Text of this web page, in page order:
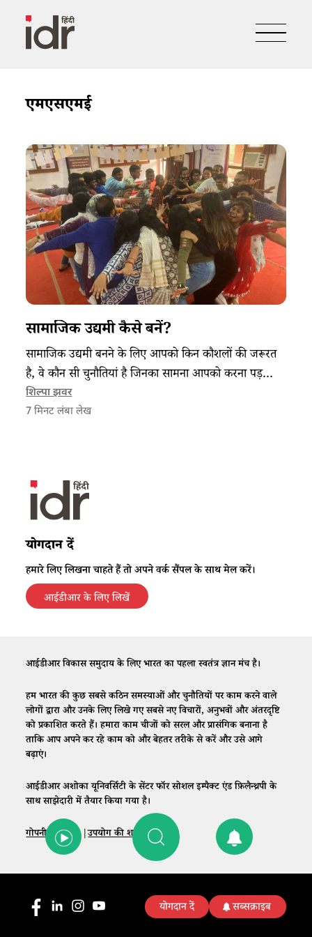
एमएसएमई
सामाजिक उद्यमी कैसे बनें?
सामाजिक उद्यमी बनने के लिए आपको किन कौशलों की जरूरत
है, वे कौन सी चुनौतियां है जिनका सामना आपको करना पड़
सकता है और वे कौन से पहलू हैं जहां आपको मदद की जरूरत
पड़ती है।
शिल्पा झवर
7 मिनट लंबा लेख
योगदान दें
हमारे लिए लिखना चाहते हैं तो अपने वर्क सैंपल के साथ मेल करें।
आईडीआर के लिए लिखें
आईडीआर विकास समुदाय के लिए भारत का पहला स्वतंत्र ज्ञान मंच है।
हम भारत की कुछ सबसे कठिन समस्याओं और चुनौतियों पर काम करने वाले
लोगों द्वारा और उनके लिए लिखे गए सबसे नए विचारों, अनुभवों और अंतरदृष्टि
को प्रकाशित करते हैं। हमारा काम चीजों को सरल और प्रासंगिक बनाना है
ताकि आप अपने कर रहे काम को और बेहतर तरीके से करें और उसे आगे
बढ़ाएं।
आईडीआर अशोका यूनिवर्सिटी के सेंटर फॉर सोशल इम्पैक्ट एंड फ़िलैन्थ्रपी के
साथ साझेदारी में तैयार किया गया है।
गोपनीयता नीति|उपयोग की शर्तें |संपर्क
योगदान दें सब्सक्राइब